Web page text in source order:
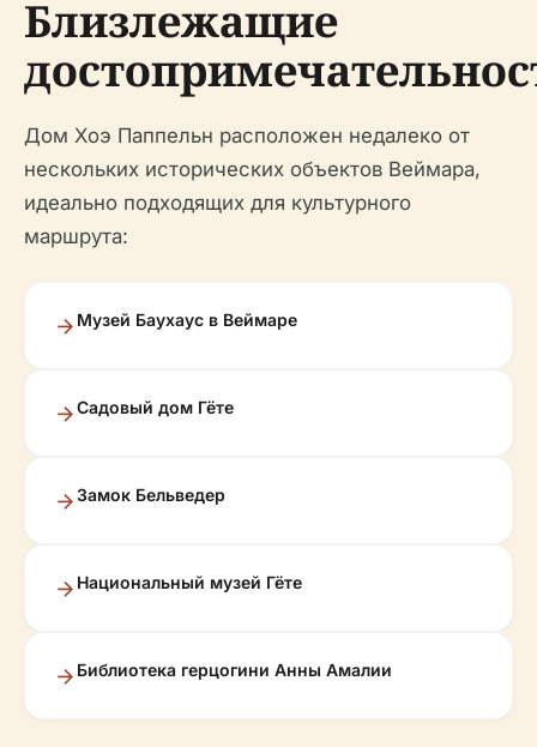
Близлежащие
Дом Хоэ Паппельн расположен недалеко от
нескольких исторических объектов Веймара,
идеально подходящих для культурного
маршрута:
Музей Баухаус в Веймаре
Садовый дом Гёте
Замок Бельведер
Национальный музей Гёте
Библиотека герцогини Анны Амалии